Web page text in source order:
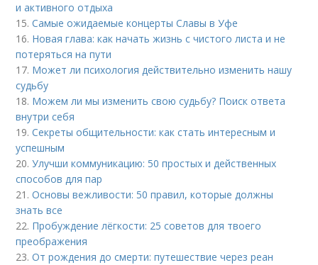
и активного отдыха
15.Самые ожидаемые концерты Славы в Уфе
16. Новая глава: как начать жизнь с чистого листа и не
потеряться на пути
17. Может ли психология действительно изменить нашу
судьбу
18. Можем ли мы изменить свою судьбу? Поиск ответа
внутри себя
19.Секреты общительности: как стать интересным и
успешным
20.Улучши коммуникацию: 50 простых и действенных
способов для пар
21.Основы вежливости: 50 правил, которые должны
знать все
22. Пробуждение лёгкости: 25 советов для твоего
преображения
23.От рождения до смерти: путешествие через реан